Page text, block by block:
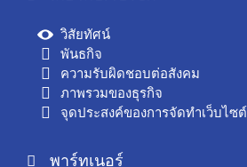
วิสัยทัศน์
พันธกิจ
ความรับผิดชอบต่อสังคม
ภาพรวมของธุรกิจ
จุดประสงค์ของการจัดทำเว็บไซต์
พาร์ทเนอร์